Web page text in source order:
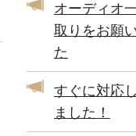
オーディオ
取りをお願
た
すぐに対応
ました！